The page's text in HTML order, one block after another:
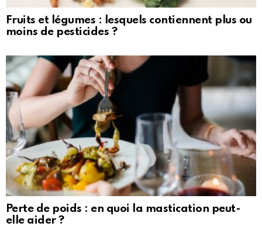
Fruits et légumes : lesquels contiennent plus ou
moins de pesticides ?
Perte de poids : en quoi la mastication peut-
elle aider ?